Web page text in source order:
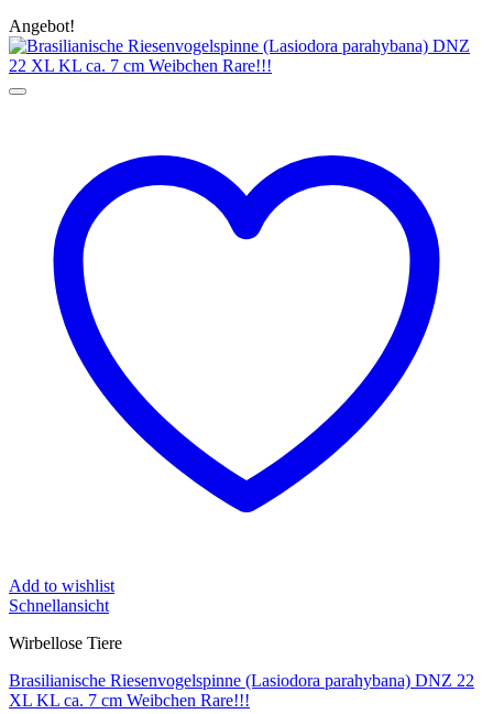
Angebot!
Add to wishlist
Schnellansicht
Wirbellose Tiere
Brasilianische Riesenvogelspinne (Lasiodora parahybana) DNZ 22
XL KL ca. 7 cm Weibchen Rare!!!